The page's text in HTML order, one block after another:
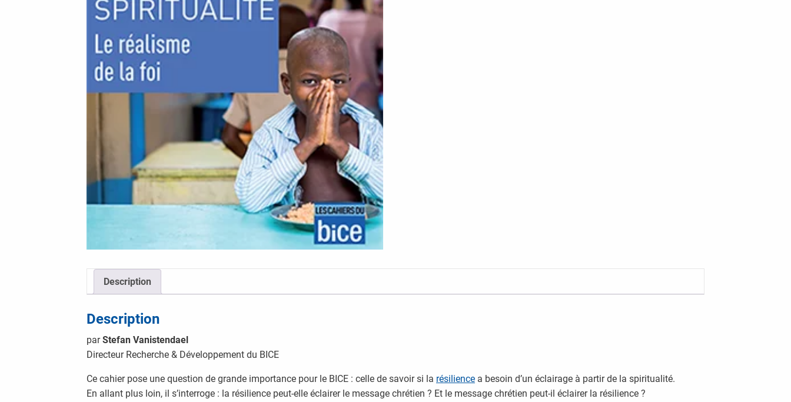
Description
Description
parStefan Vanistendael
Directeur Recherche & Développement du BICE
Ce cahier pose une question de grande importance pour le BICE : celle de savoir si la résilience a besoin d’un éclairage à partir de la spiritualité.
En allant plus loin, il s’interroge : la résilience peut-elle éclairer le message chrétien ? Et le message chrétien peut-il éclairer la résilience ?